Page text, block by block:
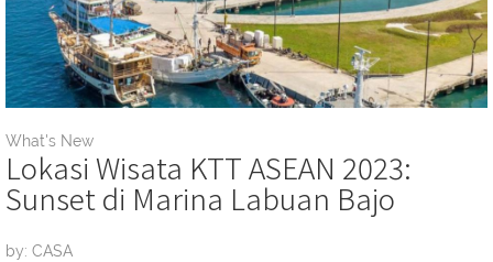
What's New
Lokasi Wisata KTT ASEAN 2023:
Sunset di Marina Labuan Bajo
by: CASA